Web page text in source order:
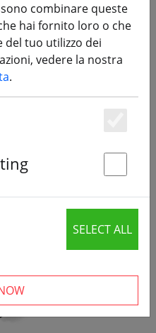
DJI O4
›
combinare queste
hai fornito loro o che
tuo utilizzo dei
vedere la nostra
.
SELECT ALL